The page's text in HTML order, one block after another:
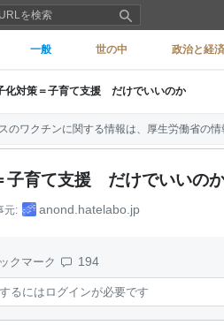
一般 世の中 政治と経済
化対策＝子育て支援 だけでいいのか
のワクチンに関する情報は、厚生労働省の
子育て支援 だけでいいの
元: anond.hatelabo.jp
クマーク 194
るにはログインが必要です